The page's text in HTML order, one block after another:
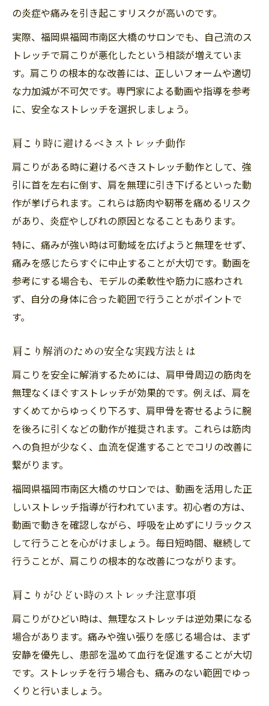
の炎症や痛みを引き起こすリスクが高いのです。
実際、福岡県福岡市南区大橋のサロンでも、自己流のス
トレッチで肩こりが悪化したという相談が増えていま
す。肩こりの根本的な改善には、正しいフォームや適切
な力加減が不可欠です。専門家による動画や指導を参考
に、安全なストレッチを選択しましょう。
肩こり時に避けるべきストレッチ動作
肩こりがある時に避けるべきストレッチ動作として、強
引に首を左右に倒す、肩を無理に引き下げるといった動
作が挙げられます。これらは筋肉や靭帯を痛めるリスク
があり、炎症やしびれの原因となることもあります。
特に、痛みが強い時は可動域を広げようと無理をせず、
痛みを感じたらすぐに中止することが大切です。動画を
参考にする場合も、モデルの柔軟性や筋力に惑わされ
ず、自分の身体に合った範囲で行うことがポイントで
す。
肩こり解消のための安全な実践方法とは
肩こりを安全に解消するためには、肩甲骨周辺の筋肉を
無理なくほぐすストレッチが効果的です。例えば、肩を
すくめてからゆっくり下ろす、肩甲骨を寄せるように腕
を後ろに引くなどの動作が推奨されます。これらは筋肉
への負担が少なく、血流を促進することでコリの改善に
繋がります。
福岡県福岡市南区大橋のサロンでは、動画を活用した正
しいストレッチ指導が行われています。初心者の方は、
動画で動きを確認しながら、呼吸を止めずにリラックス
して行うことを心がけましょう。毎日短時間、継続して
行うことが、肩こりの根本的な改善につながります。
肩こりがひどい時のストレッチ注意事項
肩こりがひどい時は、無理なストレッチは逆効果になる
場合があります。痛みや強い張りを感じる場合は、まず
安静を優先し、患部を温めて血行を促進することが大切
です。ストレッチを行う場合も、痛みのない範囲でゆっ
くりと行いましょう。